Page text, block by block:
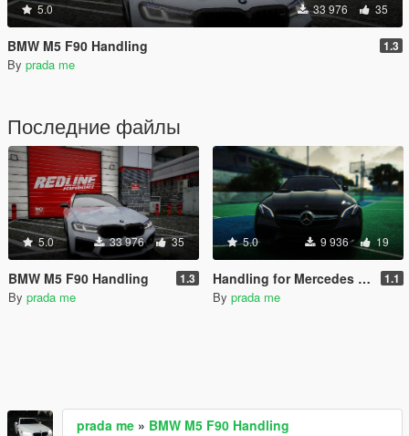
5.0 33 976 35
BMW M5 F90 Handling 1.3
By prada me
Последние файлы
5.0 33 976 35
BMW M5 F90 Handling 1.3
By prada me
5.0 9 936 19
Handling for Mercedes E63S W213 1.1
By prada me
prada me » BMW M5 F90 Handling